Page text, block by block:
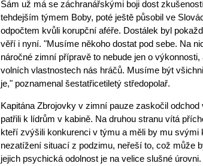
Sám už má se záchranářskými boji dost
tehdejším týmem Boby, poté ještě působil ve
odpočtem kvůli korupční aféře. Dostálek byl
věří i nyní. "Musíme někoho dostat pod sebe. Na
náročné zimní přípravě to nebude jen o
volních vlastnostech nás hráčů. Musíme být
je," poznamenal šestatřicetiletý středopolař.
Kapitána Zbrojovky v zimní pauze zaskočil
patřili k lídrům v kabině. Na druhou stranu vítá
kteří zvýšili konkurenci v týmu a měli by mu svými
nezatížení situací z podzimu, neřeší to, což může
jejich psychická odolnost je na velice slušné